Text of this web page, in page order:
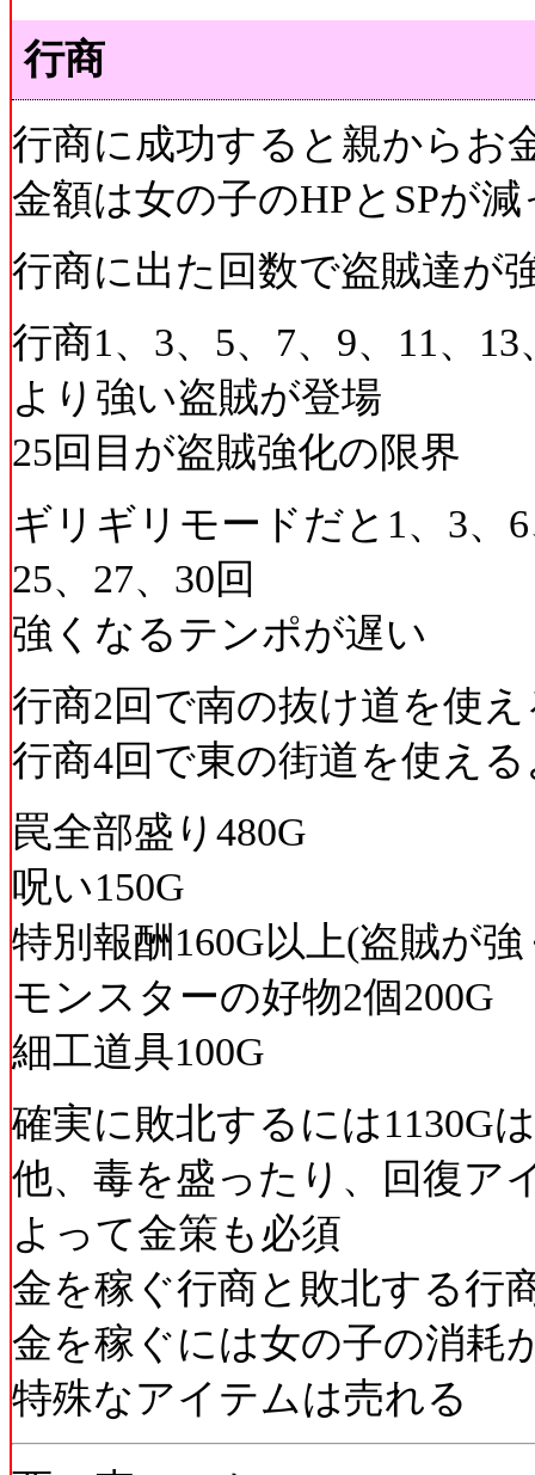
行商
行商に成功すると親からお
金額は女の子のHPとSPが
行商に出た回数で盗賊達が
行商1、3、5、7、9、11、
より強い盗賊が登場
25回目が盗賊強化の限界
ギリギリモードだと1、3、
25、27、30回
強くなるテンポが遅い
行商2回で南の抜け道を使
行商4回で東の街道を使え
罠全部盛り480G
呪い150G
特別報酬160G以上(盗賊が
モンスターの好物2個200G
細工道具100G
確実に敗北するには1130G
他、毒を盛ったり、回復ア
よって金策も必須
金を稼ぐ行商と敗北する行
金を稼ぐには女の子の消耗
特殊なアイテムは売れる